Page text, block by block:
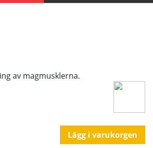
av magmusklerna.
Lägg i varukorgen